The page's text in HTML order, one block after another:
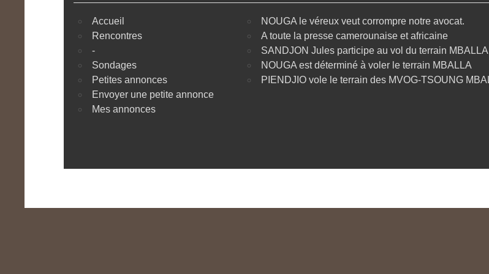
Accueil
Rencontres
-
Sondages
Petites annonces
Envoyer une petite annonce
Mes annonces
NOUGA le véreux veut corrompre notre avocat.
A toute la presse camerounaise et africaine
SANDJON Jules participe au vol du terrain MBALLA
NOUGA est déterminé à voler le terrain MBALLA
PIENDJIO vole le terrain des MVOG-TSOUNG